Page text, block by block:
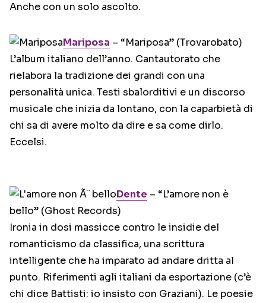
Anche con un solo ascolto.
Mariposa – “Mariposa” (Trovarobato)
L’album italiano dell’anno. Cantautorato che
rielabora la tradizione dei grandi con una
personalità unica. Testi sbalorditivi e un discorso
musicale che inizia da lontano, con la caparbietà di
chi sa di avere molto da dire e sa come dirlo.
Eccelsi.
Dente – “L’amore non è
bello” (Ghost Records)
Ironia in dosi massicce contro le insidie del
romanticismo da classifica, una scrittura
intelligente che ha imparato ad andare dritta al
punto. Riferimenti agli italiani da esportazione (c’è
chi dice Battisti: io insisto con Graziani). Le poesie